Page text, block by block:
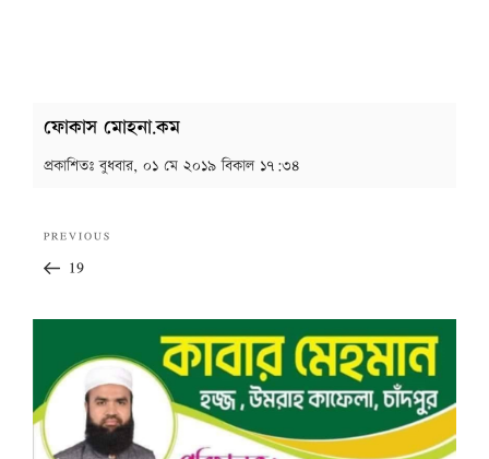
ফোকাস মোহনা.কম
প্রকাশিতঃবুধবার, ০১ মে ২০১৯ বিকাল ১৭:৩৪
navigation
Previous
Post
PREVIOUS
19